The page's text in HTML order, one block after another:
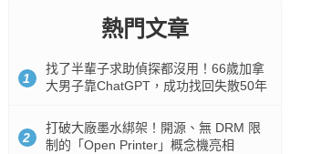
熱門文章
1
找了半輩子求助偵探都沒用！66歲加拿
大男子靠ChatGPT，成功找回失散50年
2
打破大廠墨水綁架！開源、無 DRM 限
制的「Open Printer」概念機亮相